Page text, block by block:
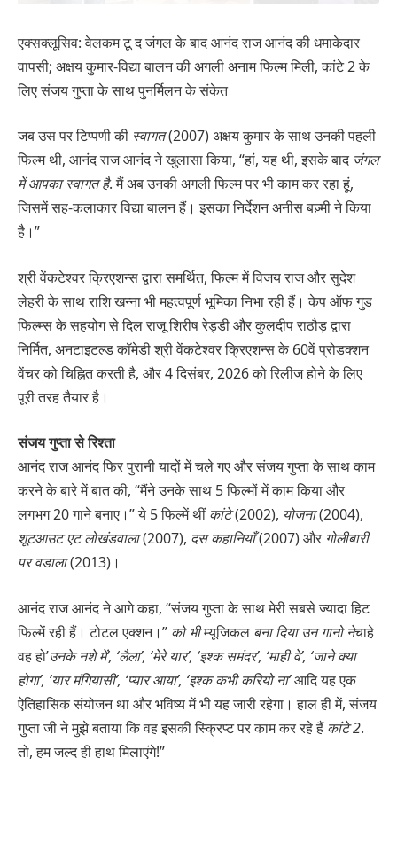
एक्सक्लूसिव: वेलकम टू द जंगल के बाद आनंद राज आनंद की धमाकेदार
वापसी; अक्षय कुमार-विद्या बालन की अगली अनाम फिल्म मिली, कांटे 2 के
लिए संजय गुप्ता के साथ पुनर्मिलन के संकेत
जब उस पर टिप्पणी की स्वागत(2007) अक्षय कुमार के साथ उनकी पहली
फिल्म थी, आनंद राज आनंद ने खुलासा किया, “हां, यह थी, इसके बाद जंगल
में आपका स्वागत है. मैं अब उनकी अगली फिल्म पर भी काम कर रहा हूं,
जिसमें सह-कलाकार विद्या बालन हैं। इसका निर्देशन अनीस बज़्मी ने किया
है।”
श्री वेंकटेश्वर क्रिएशन्स द्वारा समर्थित, फिल्म में विजय राज और सुदेश
लेहरी के साथ राशि खन्ना भी महत्वपूर्ण भूमिका निभा रही हैं। केप ऑफ गुड
फिल्म्स के सहयोग से दिल राजू शिरीष रेड्डी और कुलदीप राठौड़ द्वारा
निर्मित, अनटाइटल्ड कॉमेडी श्री वेंकटेश्वर क्रिएशन्स के 60वें प्रोडक्शन
वेंचर को चिह्नित करती है, और 4 दिसंबर, 2026 को रिलीज होने के लिए
पूरी तरह तैयार है।
संजय गुप्ता से रिश्ता
आनंद राज आनंद फिर पुरानी यादों में चले गए और संजय गुप्ता के साथ काम
करने के बारे में बात की, “मैंने उनके साथ 5 फिल्मों में काम किया और
लगभग 20 गाने बनाए।” ये 5 फिल्में थींकांटे(2002), योजना(2004),
शूटआउट एट लोखंडवाला(2007), दस कहानियाँ(2007) और गोलीबारी
पर वडाला(2013)।
आनंद राज आनंद ने आगे कहा, “संजय गुप्ता के साथ मेरी सबसे ज्यादा हिट
फिल्में रही हैं। टोटल एक्शन।” को भीम्यूजिकल बना दिया उन गानो नेचाहे
वह हो’उनके नशे में’, ‘लैला’, ‘मेरे यार’, ‘इश्क समंदर’, ‘माही वे’, ‘जाने क्या
होगा’, ‘यार मंगियासी’, ‘प्यार आया’, ‘इश्क कभी करियो ना’आदि यह एक
ऐतिहासिक संयोजन था और भविष्य में भी यह जारी रहेगा। हाल ही में, संजय
गुप्ता जी ने मुझे बताया कि वह इसकी स्क्रिप्ट पर काम कर रहे हैंकांटे 2.
तो, हम जल्द ही हाथ मिलाएंगे!”